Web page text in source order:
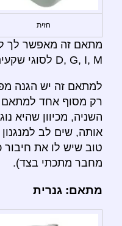
חזית
D, G, I, M לסוגי שקעים: C, E, F, L.
למתאם זה יש הגנה
רק מסוף אחד למתאם
השניה, מכיוון שהיא
אותה, שים לב
טוב שיש לו את
מחבר מתכתי בצד).
מתאם: גנרית